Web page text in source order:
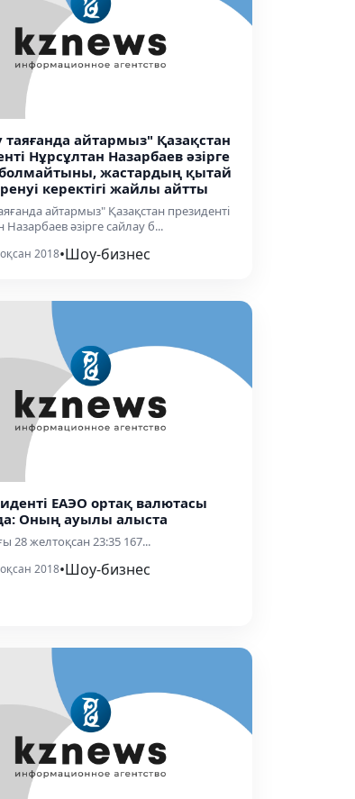
таяғанда айтармыз" Қазақстан
Нұрсұлтан Назарбаев әзірге
жастардың қытай
керектігі жайлы айтты
айтармыз" Қазақстан президенті
Назарбаев әзірге сайлау б...
2018•Шоу-бизнес
ЕАЭО ортақ валютасы
Оның ауылы алыста
28 желтоқсан 23:35 167...
2018•Шоу-бизнес